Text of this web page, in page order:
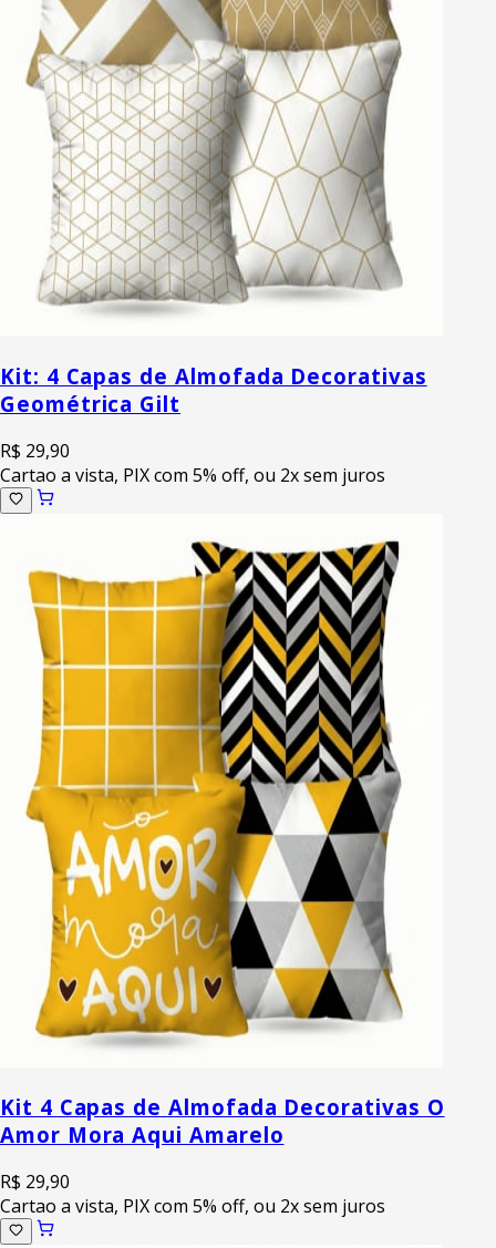
Kit: 4 Capas de Almofada Decorativas
Geométrica Gilt
R$ 29,90
Cartao a vista, PIX com 5% off, ou 2x sem juros
Kit 4 Capas de Almofada Decorativas O
Amor Mora Aqui Amarelo
R$ 29,90
Cartao a vista, PIX com 5% off, ou 2x sem juros